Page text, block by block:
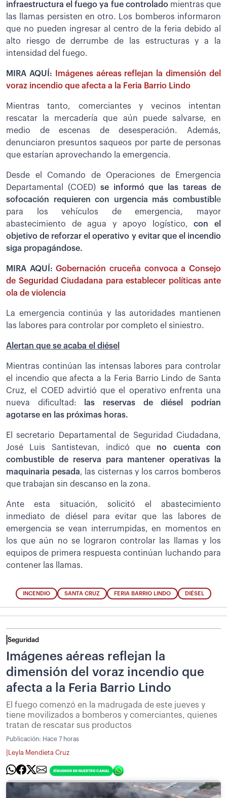
infraestructura el fuego ya fue controladomientras que
las llamas persisten en otro. Los bomberos informaron
que no pueden ingresar al centro de la feria debido al
alto riesgo de derrumbe de las estructuras y a la
intensidad del fuego.
MIRA AQUÍ:
Imágenes aéreas reflejan la dimensión del
voraz incendio que afecta a la Feria Barrio Lindo
Mientras tanto, comerciantes y vecinos intentan
rescatar la mercadería que aún puede salvarse, en
medio de escenas de desesperación. Además,
denunciaron presuntos saqueos por parte de personas
que estarían aprovechando la emergencia.
Desde el Comando de Operaciones de Emergencia
Departamental (COED) se informó que las tareas de
sofocación requieren con urgencia más combustibl e
para los vehículos de emergencia, mayor
abastecimiento de agua y apoyo logístico, con el
objetivo de reforzar el operativo y evitar que el incendio
siga propagándose.
MIRA AQUÍ:Gobernación cruceña convoca a Consejo
de Seguridad Ciudadana para establecer políticas ante
ola de violencia
La emergencia continúa y las autoridades mantienen
las labores para controlar por completo el siniestro.
Alertan que se acaba el diésel
Mientras continúan las intensas labores para controlar
el incendio que afecta a la Feria Barrio Lindo de Santa
Cruz, el COED advirtió que el operativo enfrenta una
nueva dificultad:
las reservas de diésel podrían
agotarse en las próximas horas.
El secretario Departamental de Seguridad Ciudadana,
José Luis Santistevan, indicó que no cuenta con
combustible de reserva para mantener operativas la
maquinaria pesada, las cisternas y los carros bomberos
que trabajan sin descanso en la zona.
Ante esta situación, solicitó el abastecimiento
inmediato de diésel para evitar que las labores de
emergencia se vean interrumpidas, en momentos en
los que aún no se lograron controlar las llamas y los
equipos de primera respuesta continúan luchando para
contener las llamas.
INCENDIO SANTA CRUZ FERIA BARRIO LINDO DIÉSEL
Seguridad
Imágenes aéreas reflejan la
dimensión del voraz incendio que
afecta a la Feria Barrio Lindo
El fuego comenzó en la madrugada de este jueves y
tiene movilizados a bomberos y comerciantes, quienes
tratan de rescatar sus productos
Publicación: Hace 7 horas
Leyla Mendieta Cruz